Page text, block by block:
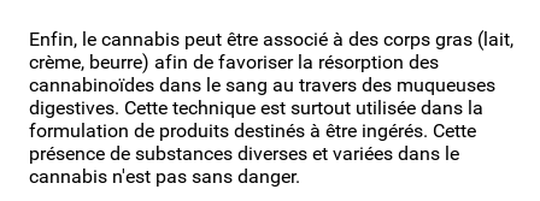
Enfin, le cannabis peut être associé à des corps gras (lait,
crème, beurre) afin de favoriser la résorption des
cannabinoïdes dans le sang au travers des muqueuses
digestives. Cette technique est surtout utilisée dans la
formulation de produits destinés à être ingérés. Cette
présence de substances diverses et variées dans le
cannabis n'est pas sans danger.